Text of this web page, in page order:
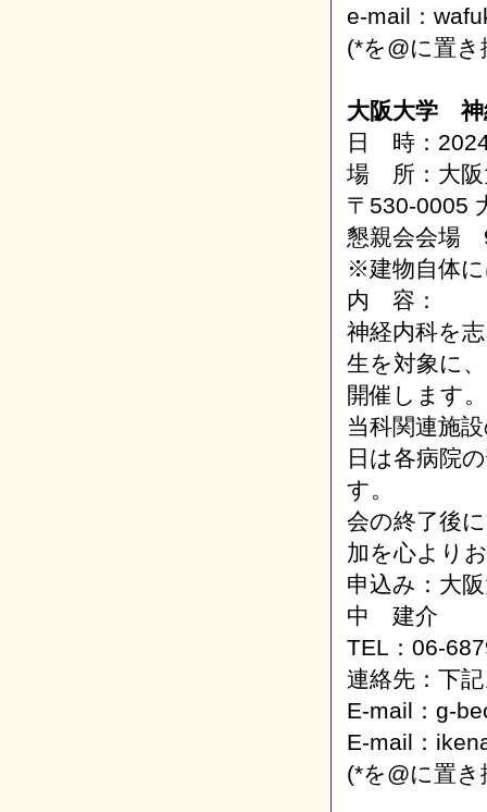
e-mail：
(*を@に置
大阪大学 神
日 時：
場 所：大
〒530-0005
懇親会会場
※建物自体
内 容：
神経内科を
生を対象に
開催します。
当科関連施
日は各病院
す。
会の終了後
加を心より
申込み：大
中 建介
TEL：06-
連絡先：下
E-mail：g-
E-mail：
(*を@に置